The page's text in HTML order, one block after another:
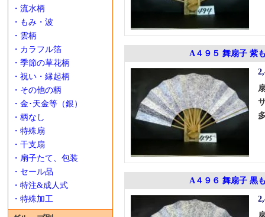
・流水柄
・もみ・波
・雲柄
・カラフル箔
・季節の草花柄
・祝い・縁起柄
・その他の柄
・金･天金等（銀）
・柄なし
・特殊扇
・干支扇
・扇子たて、包装
・セール品
・特注&成人式
・特殊加工
A４９５ 舞扇子 紫
A４９６ 舞扇子 黒